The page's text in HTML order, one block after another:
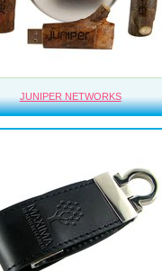
JUNIPER NETWORKS